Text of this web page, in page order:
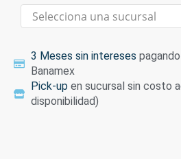
3 Meses sin intereses
Banamex
Pick-up en sucursal sin costo
disponibilidad)